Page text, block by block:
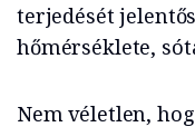
terjedését
hőmérséklete,
Nem véletlen,